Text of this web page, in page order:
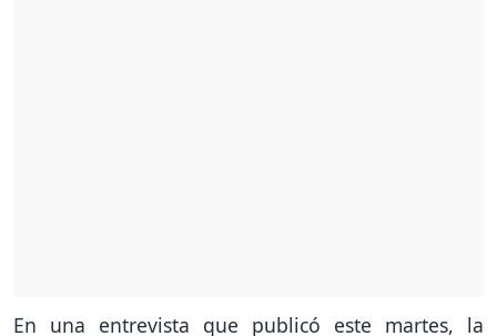
En una entrevista que publicó este martes, la